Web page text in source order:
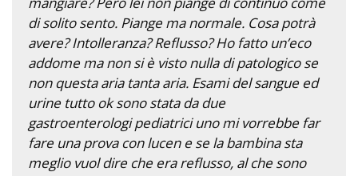
di solito sento. Piange ma normale. Cosa potrà
avere? Intolleranza? Reflusso? Ho fatto un’eco
addome ma non si è visto nulla di patologico se
non questa aria tanta aria. Esami del sangue ed
urine tutto ok sono stata da due
gastroenterologi pediatrici uno mi vorrebbe far
fare una prova con lucen e se la bambina sta
meglio vuol dire che era reflusso, al che sono